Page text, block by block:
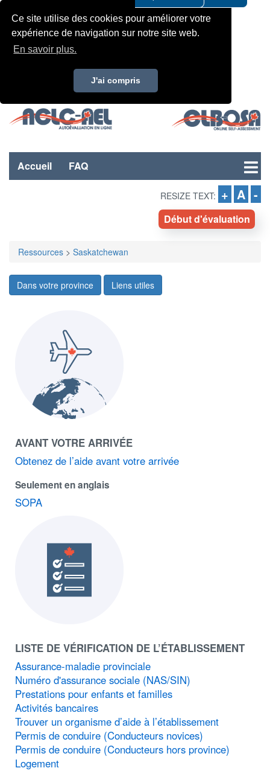
Ce site utilise des cookies pour améliorer votre
expérience de navigation sur notre site web.
En savoir plus.
J'ai compris
Accueil FAQ
RESIZE TEXT: + A -
Début d'évaluation
Ressources > Saskatchewan
Dans votre province Liens utiles
AVANT VOTRE ARRIVÉE
Obtenez de l’aide avant votre arrivée
Seulement en anglais
SOPA
LISTE DE VÉRIFICATION DE L’ÉTABLISSEMENT
Assurance-maladie provinciale
Numéro d'assurance sociale (NAS/SIN)
Prestations pour enfants et familles
Activités bancaires
Trouver un organisme d’aide à l’établissement
Permis de conduire (Conducteurs novices)
Permis de conduire (Conducteurs hors province)
Logement